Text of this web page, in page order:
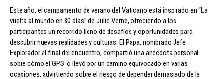
Este año, el campamento de verano del Vaticano está inspirado en “La
vuelta al mundo en 80 días” de Julio Verne, ofreciendo a los
participantes un recorrido lleno de desafíos y oportunidades para
descubrir nuevas realidades y culturas. El Papa, nombrado Jefe
Explorador al final del encuentro, compartió una anécdota personal
sobre cómo el GPS lo llevó por un camino equivocado en varias
ocasiones, advirtiendo sobre el riesgo de depender demasiado de la